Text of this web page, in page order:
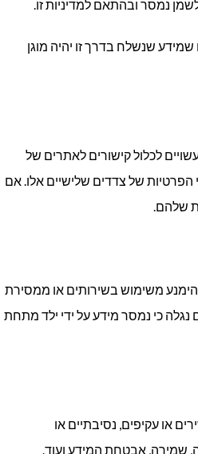
נמסר ובהתאם למדיניות זו.
שמידע שנשלח בדרך זו יהיה מוגן
לכלול קישורים לאתרים של
הפרטיות של צדדים שלישיים אלו. אם
שלהם.
אם אתה מתחת לגיל זה, אנא הימנע משימוש בשירותים או ממסירת
כי נמסר מידע על ידי ילד מתחת
או עקיפים, נסיבתיים או
שמירה, אבטחת המידע ועוד.